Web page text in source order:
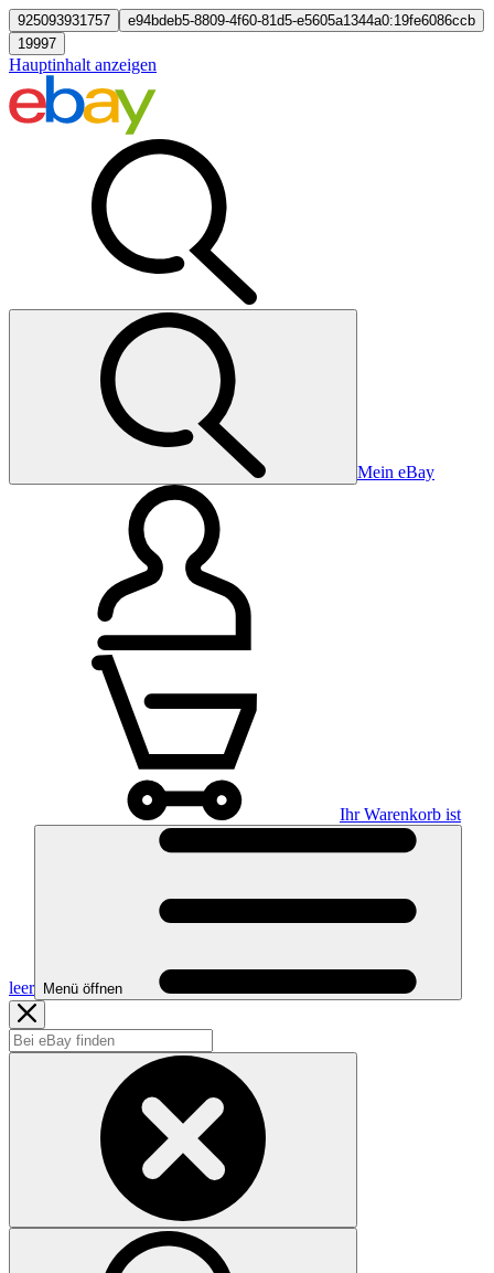
925093931757
e94bdeb5-8809-4f60-81d5-e5605a1344a0:19fe6086ccb
19997
Hauptinhalt anzeigen
Mein eBay
Ihr Warenkorb ist
leer Menü öffnen